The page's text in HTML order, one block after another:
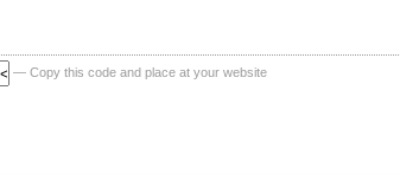
— Copy this code and place at your website